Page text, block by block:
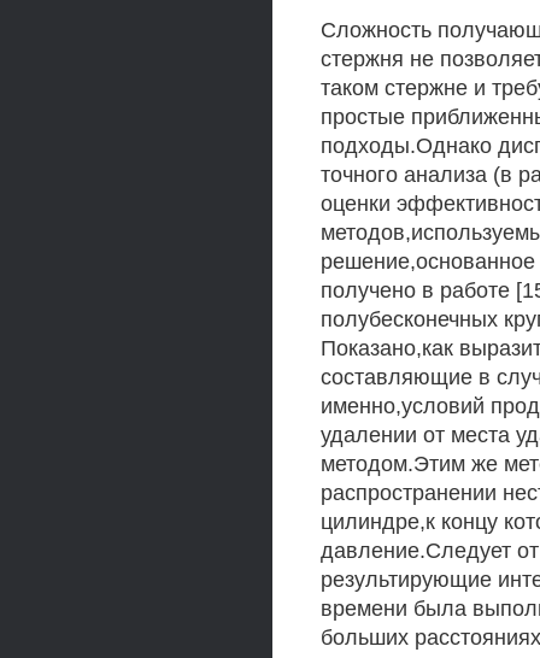
Сложность
стержня не
таком стержне и
простые
подходы.Однако
точного анализа (в
оценки
решение,основанное
получено в работе
полубесконечных
Показано,как
составляющие в
именно,условий
удалении от места
методом.Этим же
распространении
цилиндре,к концу
давление.Следует
результирующие
времени была
больших